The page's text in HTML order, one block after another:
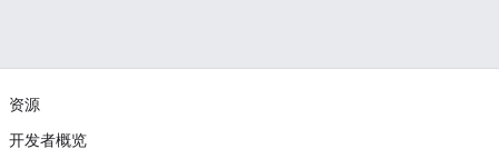
资源
开发者概览